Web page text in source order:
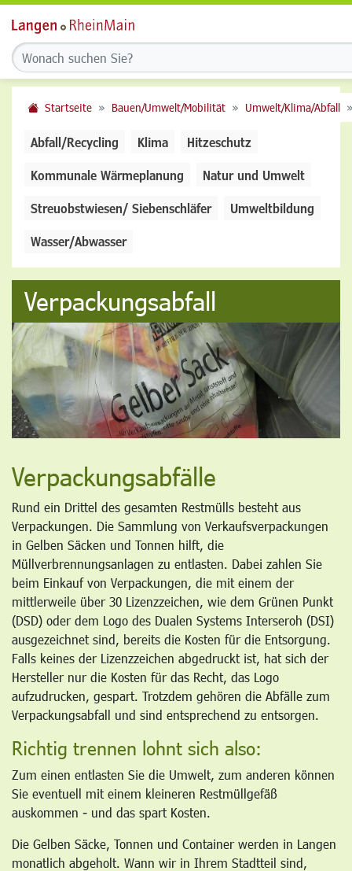
Startseite Bauen/Umwelt/Mobilität Umwelt/Klima/Abfall
Abfall/Recycling Klima Hitzeschutz
Kommunale Wärmeplanung Natur und Umwelt
Streuobstwiesen/ Siebenschläfer Umweltbildung
Wasser/Abwasser
Verpackungsabfall
Verpackungsabfälle
Rund ein Drittel des gesamten Restmülls besteht aus
Verpackungen. Die Sammlung von Verkaufsverpackungen
in Gelben Säcken und Tonnen hilft, die
Müllverbrennungsanlagen zu entlasten. Dabei zahlen Sie
beim Einkauf von Verpackungen, die mit einem der
mittlerweile über 30 Lizenzzeichen, wie dem Grünen Punkt
(DSD) oder dem Logo des Dualen Systems Interseroh (DSI)
ausgezeichnet sind, bereits die Kosten für die Entsorgung.
Falls keines der Lizenzzeichen abgedruckt ist, hat sich der
Hersteller nur die Kosten für das Recht, das Logo
aufzudrucken, gespart. Trotzdem gehören die Abfälle zum
Verpackungsabfall und sind entsprechend zu entsorgen.
Richtig trennen lohnt sich also:
Zum einen entlasten Sie die Umwelt, zum anderen können
Sie eventuell mit einem kleineren Restmüllgefäß
auskommen - und das spart Kosten.
Die Gelben Säcke, Tonnen und Container werden in Langen
monatlich abgeholt. Wann wir in Ihrem Stadtteil sind,